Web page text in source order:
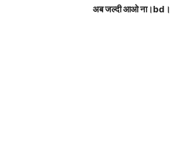
अब जल्दी आओ ना।bd।